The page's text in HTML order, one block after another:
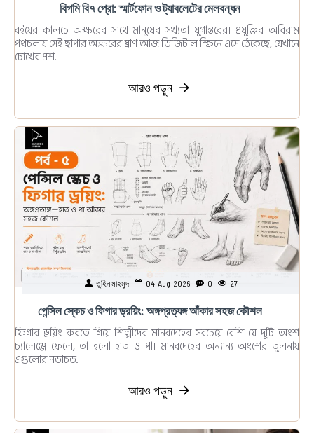
বিগমি বি৭ প্রো: স্মার্টফোন ও ট্যাবলেটের মেলবন্ধন
বইয়ের কালচে অক্ষরের সাথে মানুষের সখ্যতা যুগান্তরের। প্রযুক্তির অবিরাম
পথচলায় সেই ছাপার অক্ষরের ঘ্রাণ আজ ডিজিটাল স্ক্রিনে এসে ঠেকেছে, যেখানে
চোখের প্রশ..
আরও পড়ুন
তুহিন মাহমুদ 04 Aug 2026 0 27
পেন্সিল স্কেচ ও ফিগার ড্রয়িং: অঙ্গপ্রত্যঙ্গ আঁকার সহজ কৌশল
ফিগার ড্রয়িং করতে গিয়ে শিল্পীদের মানবদেহের সবচেয়ে বেশি যে দুটি অংশ
চ্যালেঞ্জে ফেলে, তা হলো হাত ও পা। মানবদেহের অন্যান্য অংশের তুলনায়
এগুলোর নড়াচড..
আরও পড়ুন